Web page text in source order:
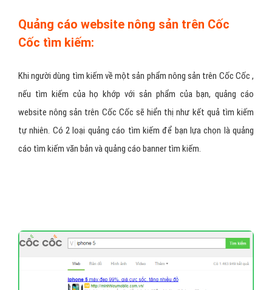
Quảng cáo website nông sản trên Cốc
Cốc tìm kiếm:
Khi người dùng tìm kiếm về một sản phẩm nông sản trên Cốc Cốc ,
nếu tìm kiếm của họ khớp với sản phẩm của bạn, quảng cáo
website nông sản trên Cốc Cốc sẽ hiển thị như kết quả tìm kiếm
tự nhiên. Có 2 loại quảng cáo tìm kiếm để bạn lựa chọn là quảng
cáo tìm kiếm văn bản và quảng cáo banner tìm kiếm.